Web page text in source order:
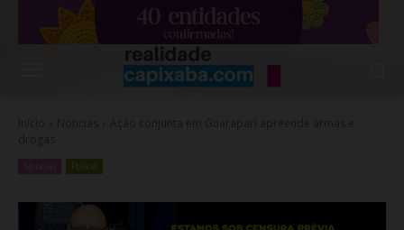
Polícia